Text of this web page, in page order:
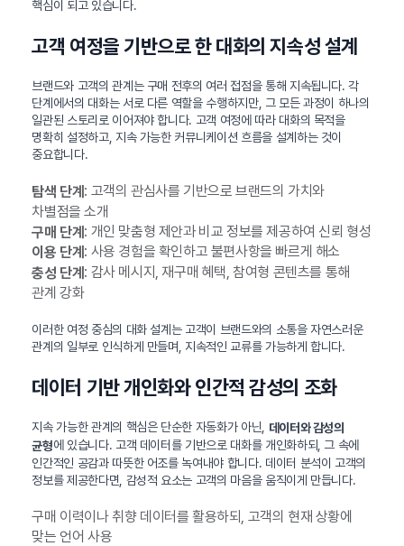
핵심이 되고 있습니다.
고객 여정을 기반으로 한 대화의 지속성 설계
브랜드와 고객의 관계는 구매 전후의 여러 접점을 통해 지속됩니다. 각
단계에서의 대화는 서로 다른 역할을 수행하지만, 그 모든 과정이 하나의
일관된 스토리로 이어져야 합니다. 고객 여정에 따라 대화의 목적을
명확히 설정하고, 지속 가능한 커뮤니케이션 흐름을 설계하는 것이
중요합니다.
탐색 단계 : 고객의 관심사를 기반으로 브랜드의 가치와
차별점을 소개
구매 단계 : 개인 맞춤형 제안과 비교 정보를 제공하여 신뢰 형성
이용 단계 : 사용 경험을 확인하고 불편사항을 빠르게 해소
충성 단계 : 감사 메시지, 재구매 혜택, 참여형 콘텐츠를 통해
관계 강화
이러한 여정 중심의 대화 설계는 고객이 브랜드와의 소통을 자연스러운
관계의 일부로 인식하게 만들며, 지속적인 교류를 가능하게 합니다.
데이터 기반 개인화와 인간적 감성의 조화
지속 가능한 관계의 핵심은 단순한 자동화가 아닌, 데이터와 감성의
균형에 있습니다. 고객 데이터를 기반으로 대화를 개인화하되, 그 속에
인간적인 공감과 따뜻한 어조를 녹여내야 합니다. 데이터 분석이 고객의
정보를 제공한다면, 감성적 요소는 고객의 마음을 움직이게 만듭니다.
구매 이력이나 취향 데이터를 활용하되, 고객의 현재 상황에
맞는 언어 사용